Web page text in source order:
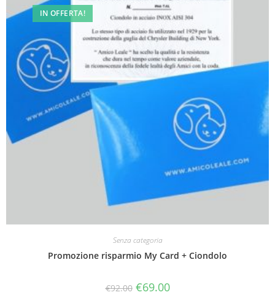
IN OFFERTA!
Senza categoria
Promozione risparmio My Card + Ciondolo
€92.00 €69.00